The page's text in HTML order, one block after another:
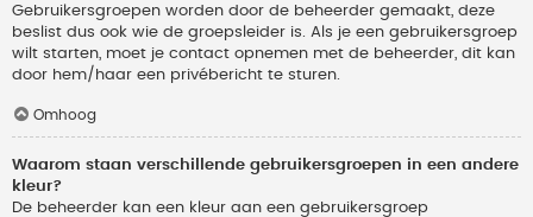
Gebruikersgroepen worden door de beheerder gemaakt, deze
beslist dus ook wie de groepsleider is. Als je een gebruikersgroep
wilt starten, moet je contact opnemen met de beheerder, dit kan
door hem/haar een privébericht te sturen.
Omhoog
Waarom staan verschillende gebruikersgroepen in een andere
kleur?
De beheerder kan een kleur aan een gebruikersgroep